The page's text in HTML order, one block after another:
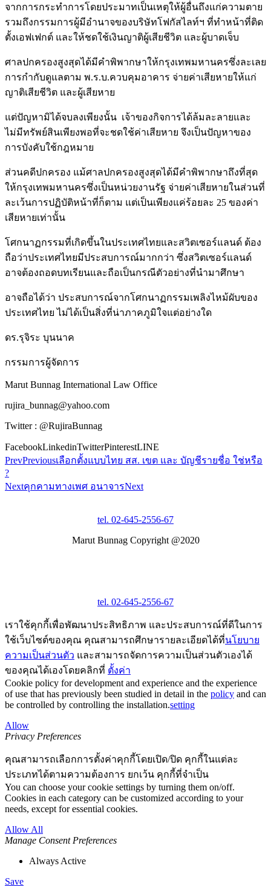
จากการกระทำการโดยประมาทเป็นเหตุให้ผู้อื่นถึงแก่ความตาย
รวมถึงกรรมการผู้มีอำนาจของบริษัทโฟกัสไลท์ฯ ที่ทำหน้าที่ติด
ตั้งเอฟเฟกต์ และให้ชดใช้เงินญาติผู้เสียชีวิต และผู้บาดเจ็บ
ศาลปกครองสูงสุดได้มีคำพิพากษาให้กรุงเทพมหานครซึ่งละเลย
การกำกับดูแลตาม พ.ร.บ.ควบคุมอาคาร จ่ายค่าเสียหายให้แก่
ญาติเสียชีวิต และผู้เสียหาย
แต่ปัญหามิได้จบลงเพียงนั้น เจ้าของกิจการได้ล้มละลายและ
ไม่มีทรัพย์สินเพียงพอที่จะชดใช้ค่าเสียหาย จึงเป็นปัญหาของ
การบังคับใช้กฎหมาย
ส่วนคดีปกครอง แม้ศาลปกครองสูงสุดได้มีคำพิพากษาถึงที่สุด
ให้กรุงเทพมหานครซึ่งเป็นหน่วยงานรัฐ จ่ายค่าเสียหายในส่วนที่
ละเว้นการปฏิบัติหน้าที่ก็ตาม แต่เป็นเพียงแค่ร้อยละ 25 ของค่า
เสียหายเท่านั้น
โศกนาฏกรรมที่เกิดขึ้นในประเทศไทยและสวิตเซอร์แลนด์ ต้อง
ถือว่าประเทศไทยมีประสบการณ์มากกว่า ซึ่งสวิตเซอร์แลนด์
อาจต้องถอดบทเรียนและถือเป็นกรณีตัวอย่างที่นำมาศึกษา
อาจถือได้ว่า ประสบการณ์จากโศกนาฏกรรมเพลิงไหม้ผับของ
ประเทศไทย ไม่ได้เป็นสิ่งที่น่าภาคภูมิใจแต่อย่างใด
ดร.รุจิระ บุนนาค
กรรมการผู้จัดการ
Marut Bunnag International Law Office
rujira_bunnag@yahoo.com
Twitter : @RujiraBunnag
FacebookLinkedinTwitterPinterestLINE
PrevPreviousเลือกตั้งแบบไทย สส. เขต และ บัญชีรายชื่อ ใช่หรือ
?
Nextคุกคามทางเพศ อนาจารNext
tel. 02-645-2556-67
Marut Bunnag Copyright @2020
tel. 02-645-2556-67
เราใช้คุกกี้เพื่อพัฒนาประสิทธิภาพ และประสบการณ์ที่ดีในการ
ใช้เว็บไซต์ของคุณ คุณสามารถศึกษารายละเอียดได้ที่นโยบาย
ความเป็นส่วนตัว และสามารถจัดการความเป็นส่วนตัวเองได้
ของคุณได้เองโดยคลิกที่ ตั้งค่า
Cookie policy for development and experience and the experience
of use that has previously been studied in detail in the policy and can
be controlled by controlling the installation.setting
Allow
Privacy Preferences
คุณสามารถเลือกการตั้งค่าคุกกี้โดยเปิด/ปิด คุกกี้ในแต่ละ
ประเภทได้ตามความต้องการ ยกเว้น คุกกี้ที่จำเป็น
You can choose your cookie settings by turning them on/off.
Cookies in each category can be customized according to your
needs, except for essential cookies.
Allow All
Manage Consent Preferences
Always Active
Save